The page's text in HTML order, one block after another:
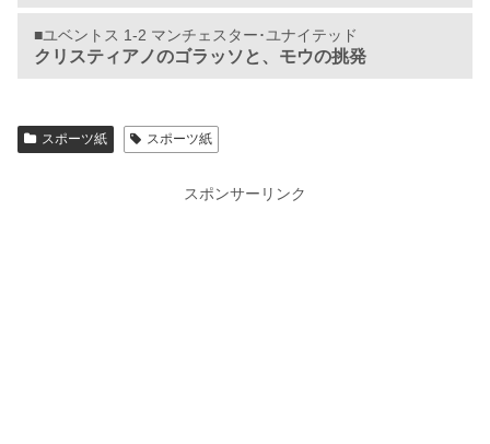
■ユベントス 1-2 マンチェスター･ユナイテッド
クリスティアノのゴラッソと、モウの挑発
スポーツ紙 スポーツ紙
スポンサーリンク